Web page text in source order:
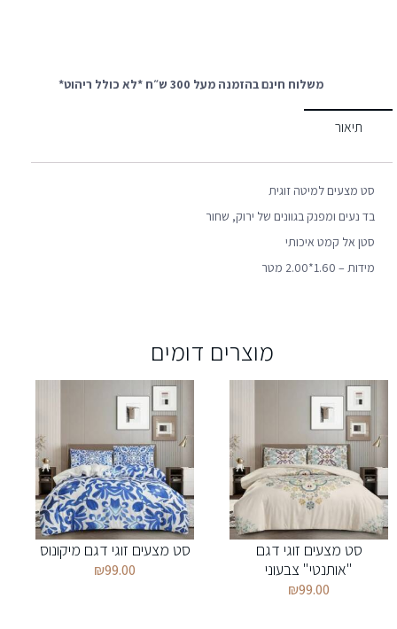
משלוח חינם בהזמנה מעל 300 ש״ח *לא כולל ריהוט*
תיאור
סט מצעים למיטה זוגית
בד נעים ומפנק בגוונים של ירוק, שחור
סטן אל קמט איכותי
מידות – 1.60*2.00 מטר
מוצרים דומים
סט מצעים זוגי דגם
"אותנטי" צבעוני
₪99.00
סט מצעים זוגי דגם מיקונוס
₪99.00